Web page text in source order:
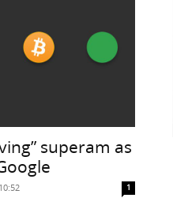
superam as
1